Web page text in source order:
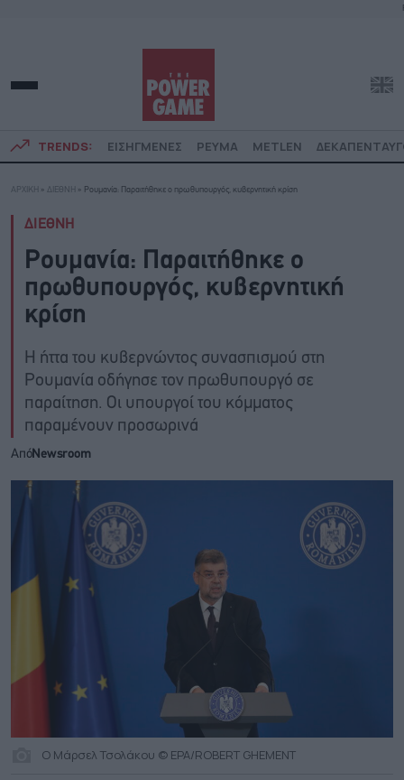
TRENDS: ΕΙΣΗΓΜΕΝΕΣ ΡΕΥΜΑ METLEN
ΑΡΧΙΚΗ » ΔΙΕΘΝΗ » Ρουμανία: Παραιτήθηκε ο πρωθυπουργός, κυβερνητική κρίση
ΔΙΕΘΝΗ
Ρουμανία: Παραιτήθηκε ο
πρωθυπουργός, κυβερνητική
κρίση
Η ήττα του κυβερνώντος συνασπισμού στη
Ρουμανία οδήγησε τον πρωθυπουργό σε
παραίτηση. Οι υπουργοί του κόμματος
παραμένουν προσωρινά
ΑπόNewsroom
O Μάρσελ Τσολάκου © EPA/ROBERT GHEMENT